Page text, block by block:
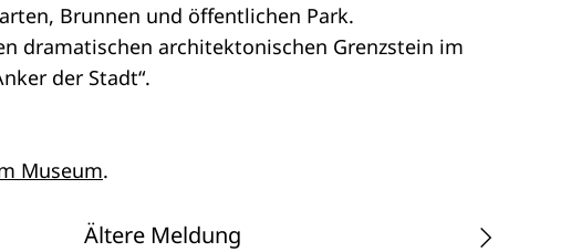
Brunnen und öffentlichen Park.
dramatischen architektonischen Grenzstein im
der Stadt“.
Museum.
Ältere Meldung